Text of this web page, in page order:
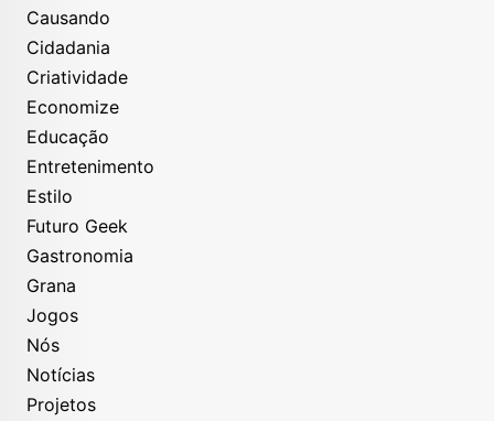
Causando
Cidadania
Criatividade
Economize
Educação
Entretenimento
Estilo
Futuro Geek
Gastronomia
Grana
Jogos
Nós
Notícias
Projetos